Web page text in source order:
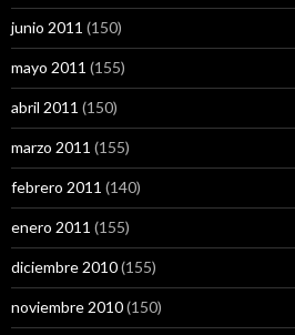
junio 2011 (150)
mayo 2011 (155)
abril 2011 (150)
marzo 2011 (155)
febrero 2011 (140)
enero 2011 (155)
diciembre 2010(155)
noviembre 2010(150)